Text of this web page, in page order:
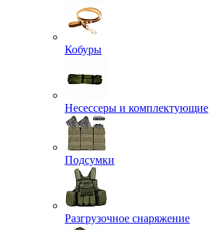
Кобуры
Несессеры и комплектующие
Подсумки
Разгрузочное снаряжение